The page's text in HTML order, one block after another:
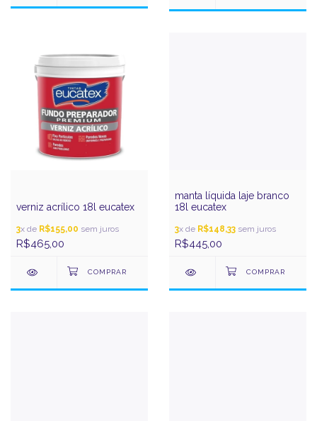
verniz acrílico 18l eucatex
3x de R$155,00 sem juros
R$465,00
manta líquida laje branco
18l eucatex
3x de R$148,33 sem juros
R$445,00